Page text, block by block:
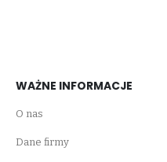
WAŻNE INFORMACJE
O nas
Dane firmy